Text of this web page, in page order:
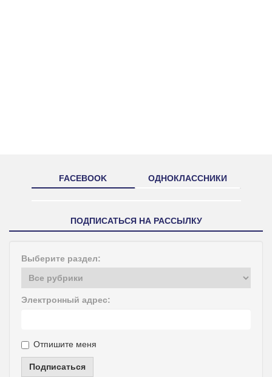
FACEBOOK ОДНОКЛАССНИКИ
ПОДПИСАТЬСЯ НА РАССЫЛКУ
Выберите раздел:
Электронный адрес:
Отпишите меня
Подписаться